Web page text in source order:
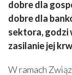
dobre dla
dobre dla
sektora, godzi
zasilanie jej
W ramach